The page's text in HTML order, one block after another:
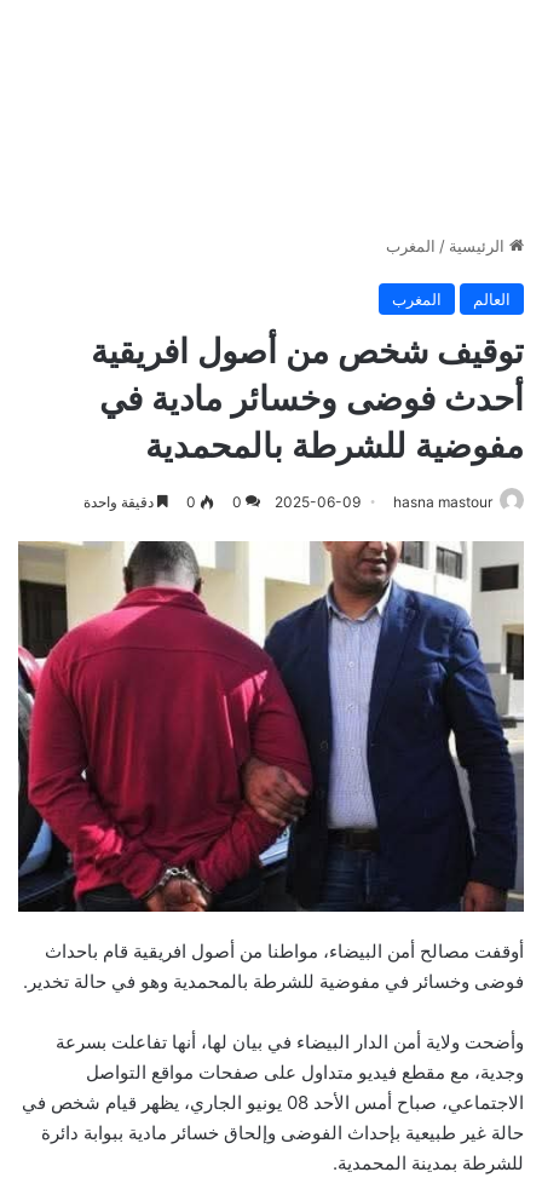
الرئيسية / المغرب
العالم المغرب
توقيف شخص من أصول افريقية
أحدث فوضى وخسائر مادية في
مفوضية للشرطة بالمحمدية
hasna mastour
2025-06-09
0
0 دقيقة واحدة
أوقفت مصالح أمن البيضاء، مواطنا من أصول افريقية قام باحداث
فوضى وخسائر في مفوضية للشرطة بالمحمدية وهو في حالة تخدير.
وأضحت ولاية أمن الدار البيضاء في بيان لها، أنها تفاعلت بسرعة
وجدية، مع مقطع فيديو متداول على صفحات مواقع التواصل
الاجتماعي، صباح أمس الأحد 08 يونيو الجاري، يظهر قيام شخص في
حالة غير طبيعية بإحداث الفوضى وإلحاق خسائر مادية ببوابة دائرة
للشرطة بمدينة المحمدية.